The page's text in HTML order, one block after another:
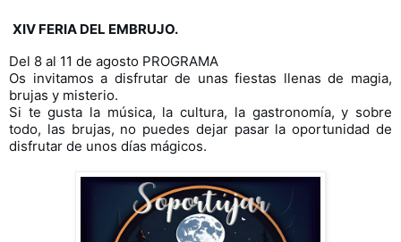
XIV FERIA DEL EMBRUJO.
Del 8 al 11 de agosto PROGRAMA
Os invitamos a disfrutar de unas fiestas llenas de magia,
brujas y misterio.
Si te gusta la música, la cultura, la gastronomía, y sobre
todo, las brujas, no puedes dejar pasar la oportunidad de
disfrutar de unos días mágicos.